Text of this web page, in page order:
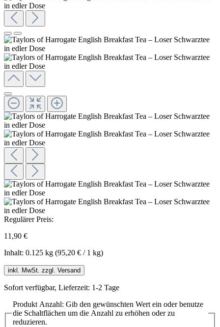
Regulärer Preis:
11,90 €
Inhalt: 0.125 kg (95,20 € / 1 kg)
inkl. MwSt. zzgl. Versand
Sofort verfügbar, Lieferzeit: 1-2 Tage
Produkt Anzahl: Gib den gewünschten Wert ein oder benutze
die Schaltflächen um die Anzahl zu erhöhen oder zu
reduzieren.